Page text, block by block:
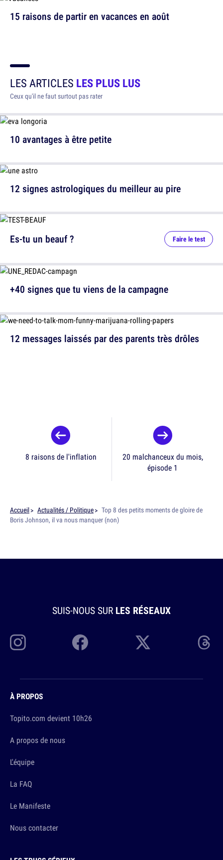
15 raisons de partir en vacances en août
LES ARTICLES LES PLUS LUS
Ceux qu'il ne faut surtout pas rater
10 avantages à être petite
12 signes astrologiques du meilleur au pire
12 messages laissés par des parents très drôles
Es-tu un beauf ? Faire le test
+40 signes que tu viens de la campagne
8 raisons de l'inflation
20 malchanceux du mois,
épisode 1
Accueil Actualités / Politique
Top 8 des petits moments de gloire de
Boris Johnson, il va nous manquer (non)
SUIS-NOUS SUR LES RÉSEAUX
À PROPOS
Topito.com devient 10h26
A propos de nous
L'équipe
La FAQ
Le Manifeste
Nous contacter